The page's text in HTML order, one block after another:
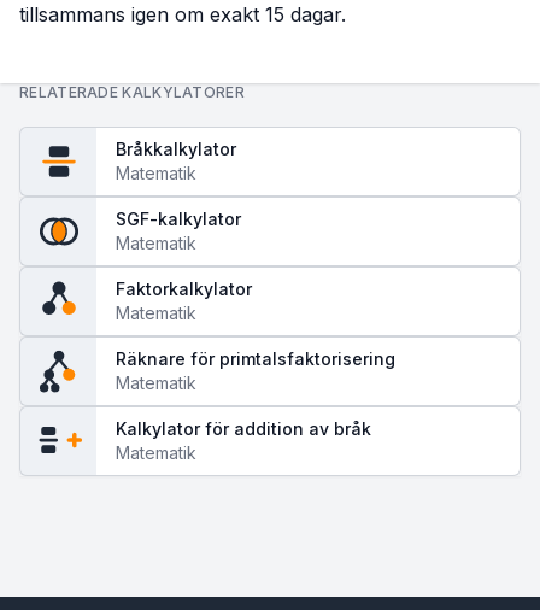
tillsammans igen om exakt 15 dagar.
RELATERADE KALKYLATORER
Bråkkalkylator
Matematik
SGF-kalkylator
Matematik
Faktorkalkylator
Matematik
Räknare för primtalsfaktorisering
Matematik
Kalkylator för addition av bråk
Matematik